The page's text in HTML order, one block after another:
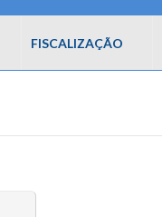
FISCALIZAÇÃO